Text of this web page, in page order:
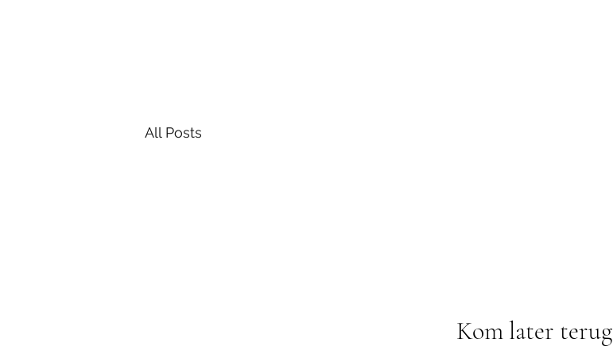
All Posts
Kom later terug